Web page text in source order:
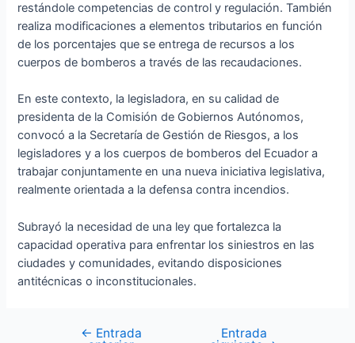
restándole competencias de control y regulación. También
realiza modificaciones a elementos tributarios en función
de los porcentajes que se entrega de recursos a los
cuerpos de bomberos a través de las recaudaciones.
En este contexto, la legisladora, en su calidad de
presidenta de la Comisión de Gobiernos Autónomos,
convocó a la Secretaría de Gestión de Riesgos, a los
legisladores y a los cuerpos de bomberos del Ecuador a
trabajar conjuntamente en una nueva iniciativa legislativa,
realmente orientada a la defensa contra incendios.
Subrayó la necesidad de una ley que fortalezca la
capacidad operativa para enfrentar los siniestros en las
ciudades y comunidades, evitando disposiciones
antitécnicas o inconstitucionales.
← Entrada Entrada